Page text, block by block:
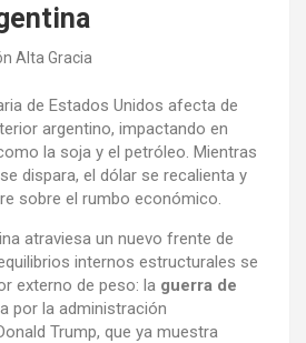
Alta Gracia
de Estados Unidos afecta de
argentino, impactando en
la soja y el petróleo. Mientras
dispara, el dólar se recalienta y
sobre el rumbo económico.
atraviesa un nuevo frente de
internos estructurales se
externo de peso: la guerra de
por la administración
Trump, que ya muestra